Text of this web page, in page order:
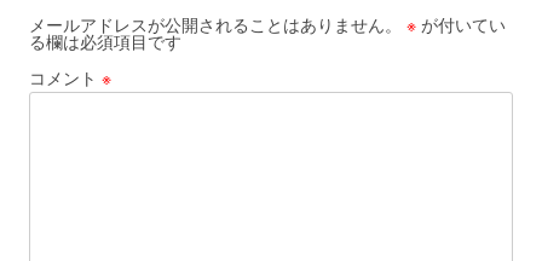
メールアドレスが公開されることはありません。 ※ が付いてい
る欄は必須項目です
コメント ※